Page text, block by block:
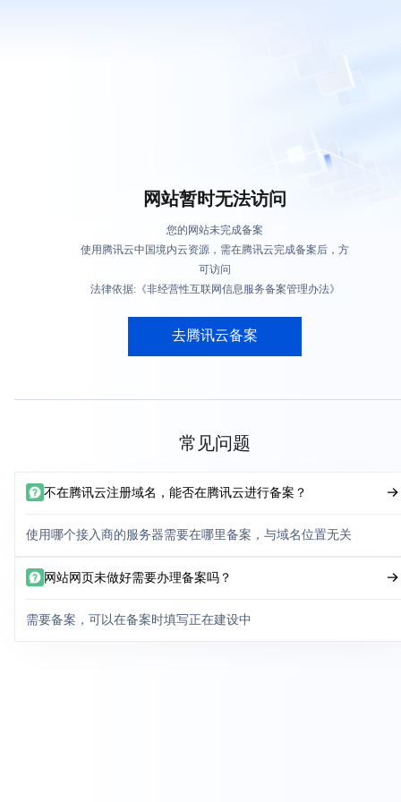
网站暂时无法访问
您的网站未完成备案
使用腾讯云中国境内云资源，需在腾讯云完成备案后，方
可访问
法律依据:《非经营性互联网信息服务备案管理办法》
去腾讯云备案
常见问题
不在腾讯云注册域名，能否在腾讯云进行备案？
使用哪个接入商的服务器需要在哪里备案，与域名位置无关
网站网页未做好需要办理备案吗？
需要备案，可以在备案时填写正在建设中